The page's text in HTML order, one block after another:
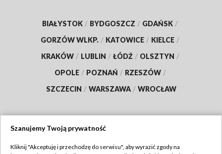
BIAŁYSTOK / BYDGOSZCZ / GDAŃSK /
GORZÓW WLKP. / KATOWICE / KIELCE /
KRAKÓW / LUBLIN / ŁÓDŹ / OLSZTYN /
OPOLE / POZNAŃ / RZESZÓW /
SZCZECIN / WARSZAWA / WROCŁAW
Szanujemy Twoją prywatność
Kliknij "Akceptuję i przechodzę do serwisu", aby wyrazić zgody na